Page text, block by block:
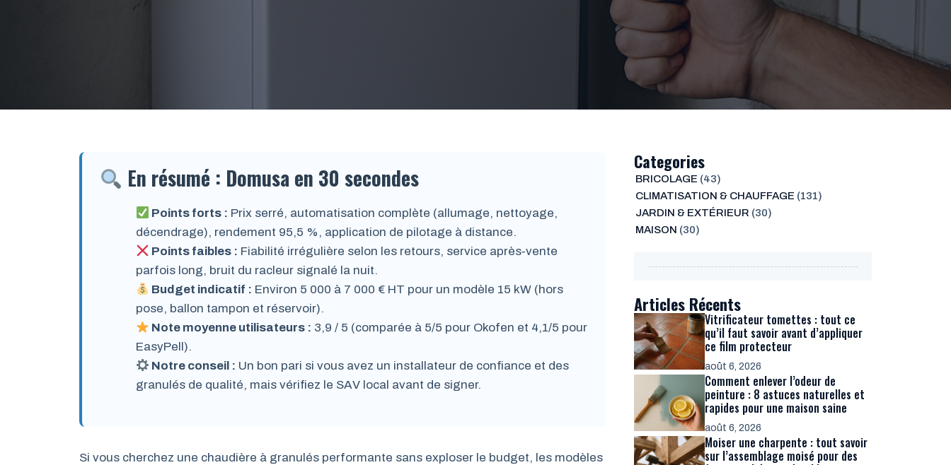
En résumé : Domusa en 30 secondes
Points forts : Prix serré, automatisation complète (allumage, nettoyage,
décendrage), rendement 95,5 %, application de pilotage à distance.
Points faibles : Fiabilité irrégulière selon les retours, service après‑vente
parfois long, bruit du racleur signalé la nuit.
Budget indicatif : Environ 5 000 à 7 000 € HT pour un modèle 15 kW (hors
pose, ballon tampon et réservoir).
Note moyenne utilisateurs : 3,9 / 5 (comparée à 5/5 pour Okofen et 4,1/5 pour
EasyPell).
Notre conseil : Un bon pari si vous avez un installateur de confiance et des
granulés de qualité, mais vérifiez le SAV local avant de signer.
Si vous cherchez une chaudière à granulés performante sans exploser le budget, les modèles
Categories
BRICOLAGE (43)
CLIMATISATION & CHAUFFAGE (131)
JARDIN & EXTÉRIEUR (30)
MAISON (30)
Articles Récents
Vitrificateur tomettes : tout ce
qu’il faut savoir avant d’appliquer
ce film protecteur
août 6, 2026
Comment enlever l’odeur de
peinture : 8 astuces naturelles et
rapides pour une maison saine
août 6, 2026
Moiser une charpente : tout savoir
sur l’assemblage moisé pour des